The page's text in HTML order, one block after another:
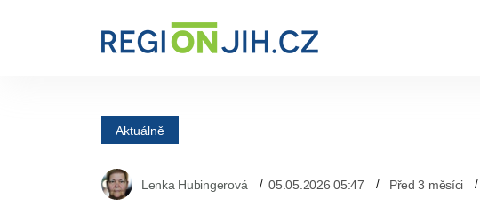
Aktuálně
Lenka Hubingerová 05.05.2026 05:47 Před 3 měsíci